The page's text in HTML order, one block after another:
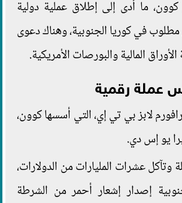
ما أدى إلى إطلاق عملية دولية
في كوريا الجنوبية، وهناك دعوى
المالية والبورصات الأمريكية.
عملة رقمية
لابز بي تي إي، التي أسسها كوون،
يو إس دي.
وتآكل عشرات المليارات من الدولارات،
إصدار إشعار أحمر من الشرطة